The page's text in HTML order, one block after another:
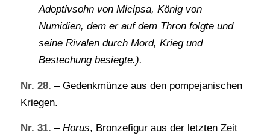
Adoptivsohn von Micipsa, König von
Numidien, dem er auf dem Thron folgte und
seine Rivalen durch Mord, Krieg und
Bestechung besiegte.).
Nr. 28. – Gedenkmünze aus den pompejanischen
Kriegen.
Nr. 31. – Horus, Bronzefigur aus der letzten Zeit